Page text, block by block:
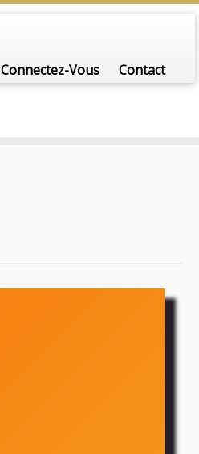
Connectez-Vous Contact